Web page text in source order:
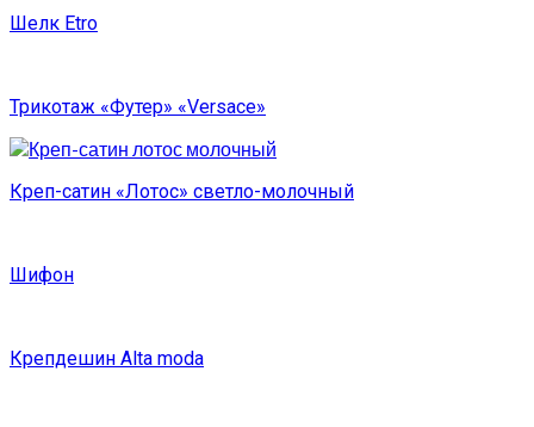
Шелк Etro
Трикотаж «Футер» «Versace»
Креп-сатин «Лотос» светло-молочный
Шифон
Крепдешин Alta moda